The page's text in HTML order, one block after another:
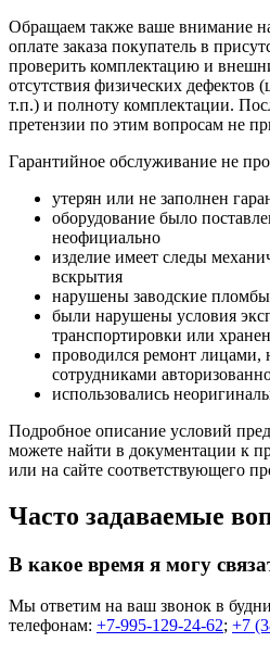
Обращаем также ваше внимание
оплате заказа покупатель в
проверить комплектацию и
отсутствия физических дефектов
т.п.) и полноту комплектации.
претензии по этим вопросам не
Гарантийное обслуживание не
утерян или не заполнен
оборудование было
неофициально
изделие имеет следы
вскрытия
нарушены заводские пломбы
были нарушены условия
транспортировки или
проводился ремонт
сотрудниками
использовались
Подробное описание условий
можете найти в документации к
или на сайте соответствующего
Часто задаваемые
В какое время я могу
Мы ответим на ваш звонок в
телефонам: +7-995-129-24-62; +7